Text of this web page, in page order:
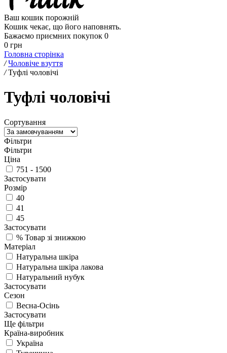
Ваш кошик порожній
Кошик чекає, що його наповнять.
Бажаємо приємних покупок 0
0 грн
Головна сторінка
/ Чоловіче взуття
/ Туфлі чоловічі
Туфлі чоловічі
Сортування
Фільтри
Фільтри
Ціна
751 - 1500
Застосувати
Розмір
40
41
45
Застосувати
% Товар зі знижкою
Матеріал
Натуральна шкіра
Натуральна шкіра лакова
Натуральний нубук
Застосувати
Сезон
Весна-Осінь
Застосувати
Ще фільтри
Країна-виробник
Україна